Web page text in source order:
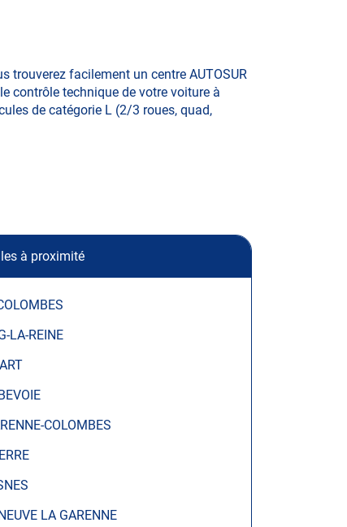
trouverez facilement un centre AUTOSUR
contrôle technique de votre voiture à
de catégorie L (2/3 roues, quad,
à proximité
LA-REINE
COLOMBES
LA GARENNE